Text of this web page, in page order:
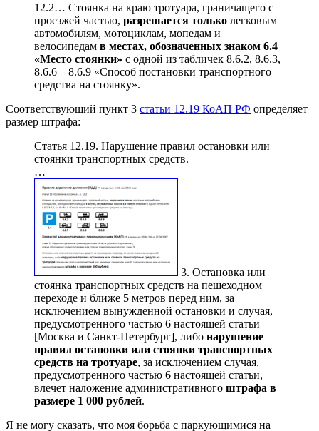
12.2… Стоянка на краю тротуара, граничащего с
проезжей частью, разрешается только легковым
автомобилям, мотоциклам, мопедам и
велосипедам в местах, обозначенных знаком 6.4
«Место стоянки» с одной из табличек 8.6.2, 8.6.3,
8.6.6 – 8.6.9 «Способ постановки транспортного
средства на стоянку».
Соответствующий пункт 3 статьи 12.19 КоАП РФ определяет
размер штрафа:
Статья 12.19. Нарушение правил остановки или
стоянки транспортных средств.
…
3. Остановка или
стоянка транспортных средств на пешеходном
переходе и ближе 5 метров перед ним, за
исключением вынужденной остановки и случая,
предусмотренного частью 6 настоящей статьи
[Москва и Санкт-Петербург], либо нарушение
правил остановки или стоянки транспортных
средств на тротуаре, за исключением случая,
предусмотренного частью 6 настоящей статьи,
влечет наложение административного штрафа в
размере 1 000 рублей.
Я не могу сказать, что моя борьба с паркующимися на